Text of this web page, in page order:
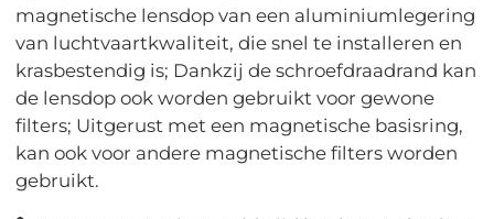
magnetische lensdop van een aluminiumlegering
van luchtvaartkwaliteit, die snel te installeren en
krasbestendig is; Dankzij de schroefdraadrand kan
de lensdop ook worden gebruikt voor gewone
filters; Uitgerust met een magnetische basisring,
kan ook voor andere magnetische filters worden
gebruikt.